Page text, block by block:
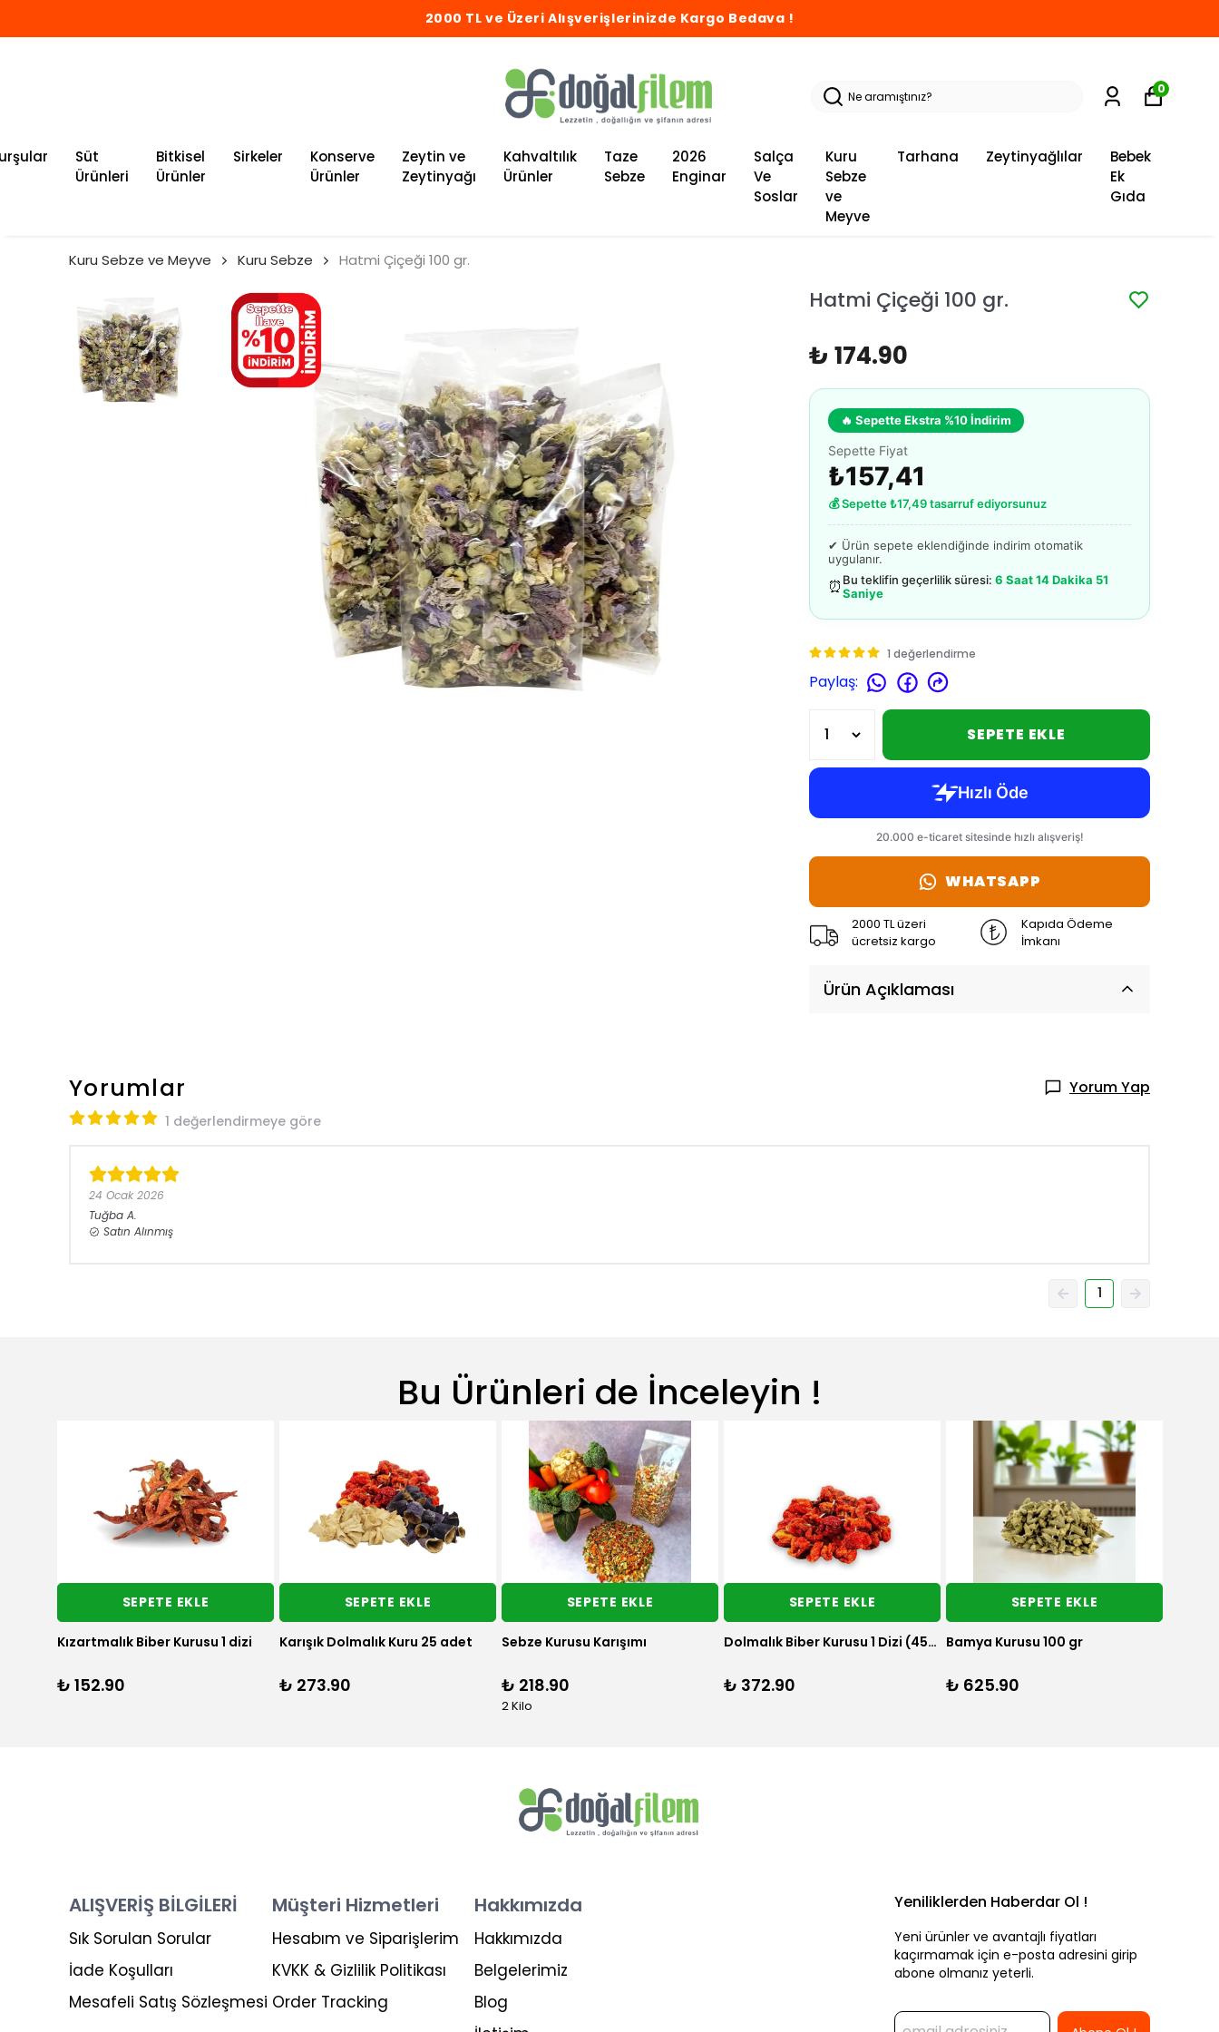
2000 TL ve Üzeri Alışverişlerinizde Kargo Bedava !
Süt
Ürünleri
Bitkisel
Ürünler
Sirkeler
Konserve
Ürünler
Zeytin ve
Zeytinyağı
Kahvaltılık
Ürünler
Taze
Sebze
2026
Enginar
Salça
Ve
Soslar
Kuru
Sebze
ve
Meyve
Tarhana Zeytinyağlılar
Bebek
Ek
Gıda
0
Kuru Sebze ve Meyve Kuru Sebze Hatmi Çiçeği 100 gr.
Hatmi Çiçeği 100 gr.
₺ 174.90
🔥 Sepette Ekstra %10 İndirim
Sepette Fiyat
₺157,41
💰 Sepette ₺17,49 tasarruf ediyorsunuz
✔ Ürün sepete eklendiğinde indirim otomatik
uygulanır.
⏰ Bu teklifin geçerlilik süresi:6 Saat 14 Dakika 50
Saniye
1 değerlendirme
Paylaş:
SEPETE EKLE
WHATSAPP
2000 TL üzeri
ücretsiz kargo
Kapıda Ödeme
İmkanı
Ürün Açıklaması
Yorumlar Yorum Yap
1 değerlendirmeye göre
24 Ocak 2026
Tuğba A.
Satın Alınmış
1
Bu Ürünleri de İnceleyin !
SEPETE EKLE
Yemeklik Patlıcan Kurusu 120 gr
₺ 119.90
SEPETE EKLE
10 ₺ 625.90
SEPETE EKLE
Domates Kurusu
₺ 361.90
2 Kilo
SEPETE EKLE
Dolmalık Biber Kurusu 25 adet
₺ 229.90
SEPETE EKLE
₺ 317.90
ALIŞVERİŞ BİLGİLERİ
Sık Sorulan Sorular
İade Koşulları
Mesafeli Satış Sözleşmesi
Müşteri Hizmetleri
Hesabım ve Siparişlerim
KVKK & Gizlilik Politikası
Order Tracking
Hakkımızda
Hakkımızda
Belgelerimiz
Blog
Yeniliklerden Haberdar Ol !
Yeni ürünler ve avantajlı fiyatları
kaçırmamak için e-posta adresini girip
abone olmanız yeterli.